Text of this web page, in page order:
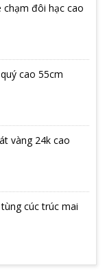
chạm đôi hạc cao
cao 55cm
vàng 24k cao
cúc trúc mai